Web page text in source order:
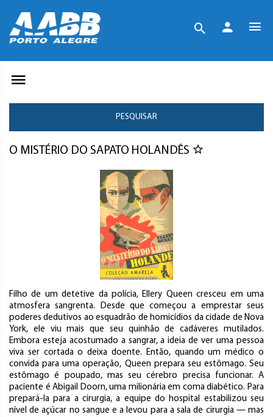
PESQUISAR
O MISTÉRIO DO SAPATO HOLANDÊS
Filho de um detetive da polícia, Ellery Queen cresceu em uma
atmosfera sangrenta. Desde que começou a emprestar seus
poderes dedutivos ao esquadrão de homicídios da cidade de Nova
York, ele viu mais que seu quinhão de cadáveres mutilados.
Embora esteja acostumado a sangrar, a ideia de ver uma pessoa
viva ser cortada o deixa doente. Então, quando um médico o
convida para uma operação, Queen prepara seu estômago. Seu
estômago é poupado, mas seu cérebro precisa funcionar. A
paciente é Abigail Doorn, uma milionária em coma diabético. Para
prepará-la para a cirurgia, a equipe do hospital estabilizou seu
nível de açúcar no sangue e a levou para a sala de cirurgia — mas